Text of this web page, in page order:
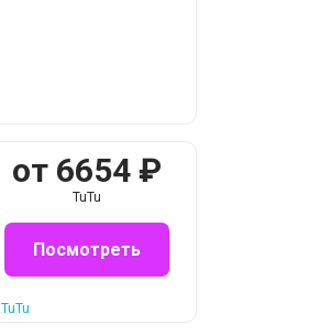
от 6654 ₽
TuTu
Посмотреть
TuTu